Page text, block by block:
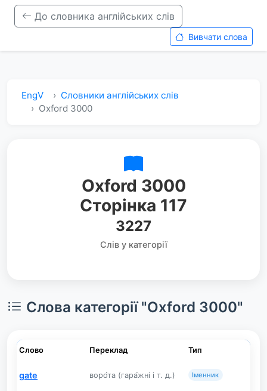
До словника англійських слів
Вивчати слова
EngV
Словники англійських слів
Oxford 3000
Oxford 3000
Сторінка 117
3227
Слів у категорії
Слова категорії "Oxford 3000"
Слово Переклад Тип
gate воро́та (гара́жні і т. д.) Іменник